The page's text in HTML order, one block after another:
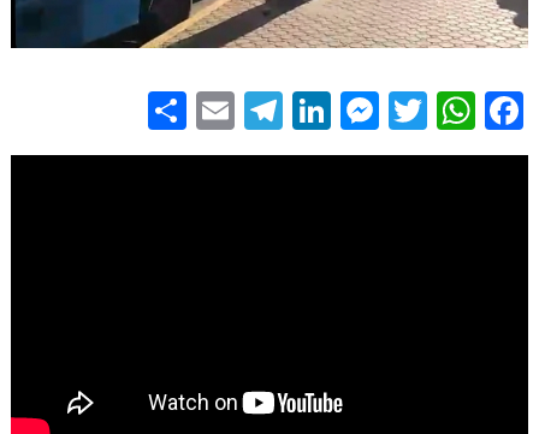
Facebook
WhatsApp
Twitter
Messenger
LinkedIn
Telegram
Email